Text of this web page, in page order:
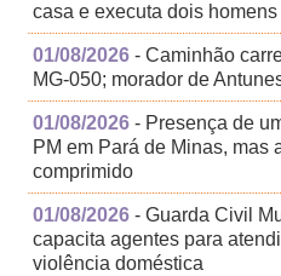
casa e executa dois
01/08/2026 - Caminhão
MG-050; morador de
01/08/2026 - Presença de
PM em Pará de Minas, mas
comprimido
01/08/2026 - Guarda Civil
capacita agentes para
violência doméstica